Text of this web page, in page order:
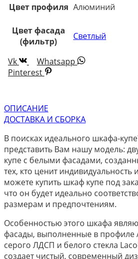
Цвет профиля Алюминий
Цвет фасада
(фильтр)
Светлый
Vk
Whatsapp
Pinterest
ОПИСАНИЕ
ДОСТАВКА И СБОРКА
В поисках идеального шкафа-
представить Вам нашу модель:
купе с белыми фасадами,
тех, кто ценит индивидуальность
можете купить шкаф купе под
что он будет идеально
размерам и предпочтениям.
Особенностью этого шкафа
фасады, выполненные в профиле
серого ЛДСП и белого стекла
создает чистый, современный